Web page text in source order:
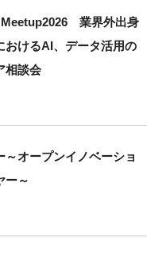
業界外出身
けるAI、データ活用の
相談会
オープンイノベーショ
ー～